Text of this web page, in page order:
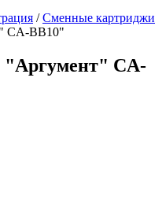
/Сменные картриджи
CA-BB10"
"Аргумент" CA-